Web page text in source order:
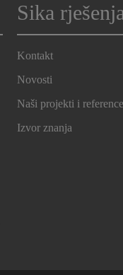
Sika
Kontakt
Novosti
Naši projekti i reference
Izvor znanja